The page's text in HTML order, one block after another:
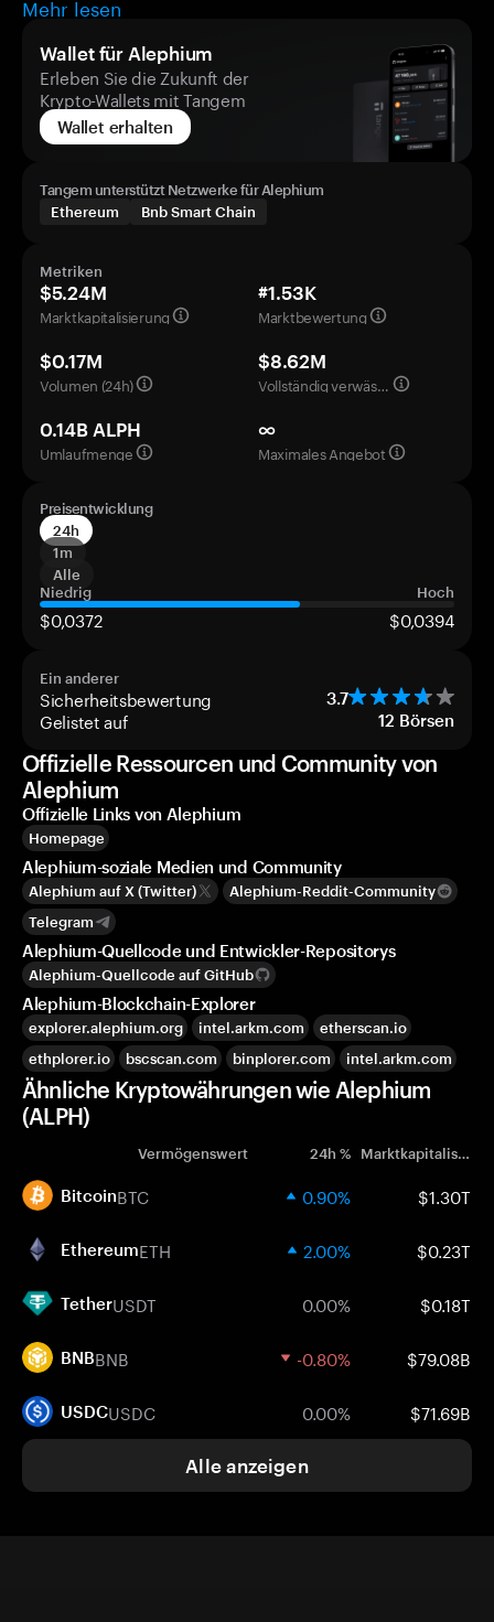
Mehr lesen
Wallet für Alephium
Erleben Sie die Zukunft der
Krypto-Wallets mit Tangem
Wallet erhalten
Tangem unterstützt Netzwerke für Alephium
Ethereum
Bnb Smart Chain
Metriken
$5.24M
Marktkapitalisierung
#1.53K
Marktbewertung
$0.17M
Volumen (24h)
$8.62M
Vollständig verwässerte Bewertung
0.14B ALPH
Umlaufmenge
∞
Maximales Angebot
Preisentwicklung
24h
1m
Alle
Niedrig
Hoch
$0,0372 $0,0394
Ein anderer
Sicherheitsbewertung 3.7
Gelistet auf 12 Börsen
Offizielle Ressourcen und Community von
Alephium
Offizielle Links von Alephium
Homepage
Alephium-soziale Medien und Community
Alephium auf X (Twitter)
Alephium-Reddit-Community
Telegram
Alephium-Quellcode und Entwickler-Repositorys
Alephium-Quellcode auf GitHub
Alephium-Blockchain-Explorer
explorer.alephium.org intel.arkm.com
etherscan.io
ethplorer.io
bscscan.com binplorer.com intel.arkm.com
Ähnliche Kryptowährungen wie Alephium
(ALPH)
Vermögenswert 24h % Marktkapitalisierung
BitcoinBTC 0.90% $1.30T
EthereumETH 2.00% $0.23T
TetherUSDT 0.00% $0.18T
BNBBNB -0.80% $79.08B
USDCUSDC 0.00% $71.69B
Alle anzeigen